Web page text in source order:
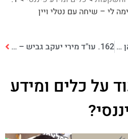
לי – שיחה עם נטלי ויין
161. רועי בן בסט ואמיר כהן – הדרך של קנדגו מחברה קטנה בקרית אונו למובילה עולמית בפרסום דיגיטלי 162. עו"ד מירי יעקב גביש – עושות חיל בחיים ובעסקים
על כלים ומידע
?